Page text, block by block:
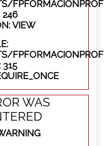
246
VIEW
315
WAS